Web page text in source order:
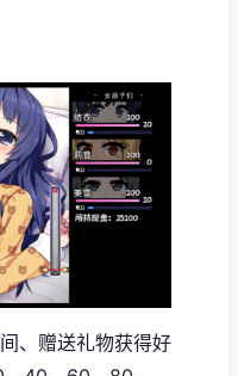
、赠送礼物获得好